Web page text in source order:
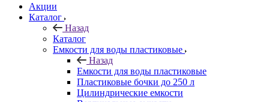
Акции
Каталог
Назад
Каталог
Емкости для воды пластиковые
Назад
Емкости для воды пластиковые
Пластиковые бочки до 250 л
Цилиндрические емкости